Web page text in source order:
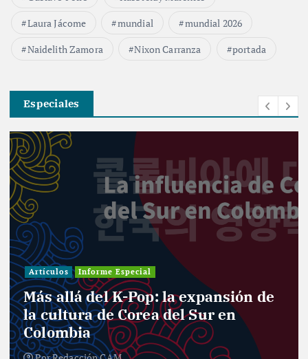
Laura Jácome
mundial
mundial 2026
Naidelith Zamora
Nixon Carranza portada
Especiales
Artículos Informe Especial
Más allá del K-Pop: la expansión de
la cultura de Corea del Sur en
Colombia